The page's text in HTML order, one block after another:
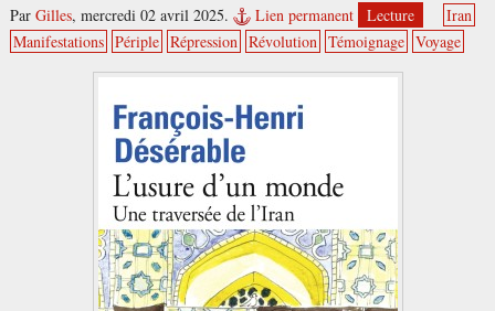
Par Gilles, mercredi 02 avril 2025. Lien permanent Lecture
Iran
Manifestations Périple Répression Révolution Témoignage Voyage